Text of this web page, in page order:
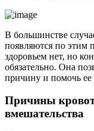
В большинстве
появляются по этим
здоровьем нет, но
обязательно. Она
причину и помочь ее
Причины
вмешательства